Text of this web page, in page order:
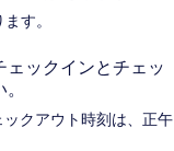
す。
ェックインとチェッ
クアウト時刻は、正午